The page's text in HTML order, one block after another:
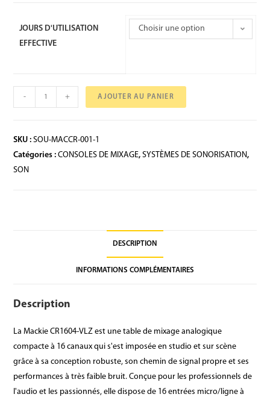
JOURS D'UTILISATION
EFFECTIVE
Choisir une option
- + AJOUTER AU PANIER
SKU :SOU-MACCR-001-1
Catégories :CONSOLES DE MIXAGE,SYSTÈMES DE SONORISATION,
SON
DESCRIPTION
INFORMATIONS COMPLÉMENTAIRES
Description
La Mackie CR1604-VLZ est une table de mixage analogique
compacte à 16 canaux qui s'est imposée en studio et sur scène
grâce à sa conception robuste, son chemin de signal propre et ses
performances à très faible bruit. Conçue pour les professionnels de
l'audio et les passionnés, elle dispose de 16 entrées micro/ligne à